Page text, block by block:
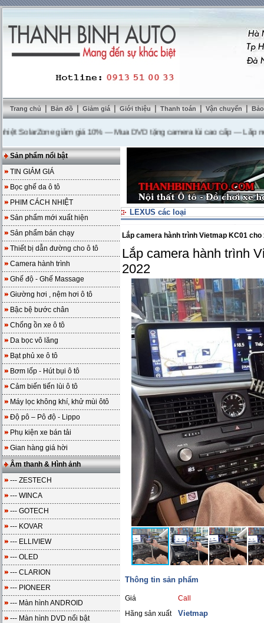
Trang chủ | Bản đồ | Giảm giá | Giới thiệu | Thanh toán | Vận chuyển |
giảm giá 10%---Mua DVD tặng camera lùi cao cấp---Lắp nệm
Sản phẩm nổi bật
TIN GIẢM GIÁ
Bọc ghế da ô tô
PHIM CÁCH NHIỆT
Sản phẩm mới xuất hiện
Sản phẩm bán chạy
Thiết bị dẫn đường cho ô tô
Camera hành trình
Ghế độ - Ghế Massage
Giường hơi , nệm hơi ô tô
Bậc bệ bước chân
Chống ồn xe ô tô
Da bọc vô lăng
Bạt phủ xe ô tô
Bơm lốp - Hút bụi ô tô
Cảm biến tiến lùi ô tô
Máy lọc không khí, khử mùi ôtô
Độ pô – Pô độ - Lippo
Phụ kiện xe bán tải
Gian hàng giá hời
Âm thanh & Hình ảnh
--- ZESTECH
--- WINCA
--- GOTECH
--- KOVAR
--- ELLIVIEW
--- OLED
--- CLARION
--- PIONEER
--- Màn hình ANDROID
--- Màn hình DVD nổi bật
LEXUS các loại
Lắp camera hành trình Vietmap KC01 cho
Lắp camera hành trình
2022
Thông tin sản phẩm
Giá
Call
Hãng sản xuất
Vietmap